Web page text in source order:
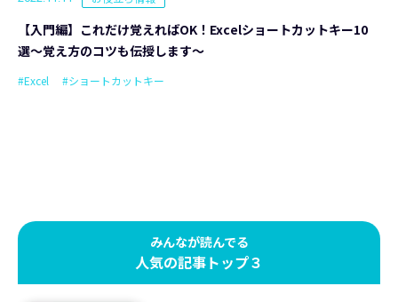
【入門編】これだけ覚えればOK！Excelショートカットキー10
選〜覚え方のコツも伝授します〜
#Excel #ショートカットキー
みんなが読んでる
人気の記事トップ３